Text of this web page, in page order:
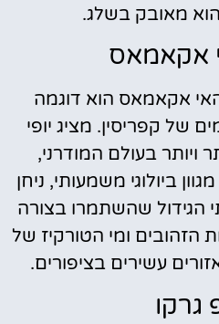
מאובק בשלג.
אקאמאס
אקאמאס הוא דוגמה
של קפריסין. מציג יופי
ויותר בעולם המודרני,
ביולוגי משמעותי, ניחן
הגידול שהשתמרו בצורה
הזהובים ומי הטורקיז של
עשירים בציפורים.
גרקו